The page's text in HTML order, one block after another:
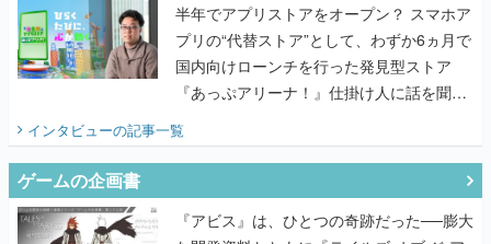
半年でアプリストアをオープン？ スマホア
プリの“代替ストア”として、わずか6ヵ月で
国内向けローンチを行った発見型ストア
『あっぷアリーナ！』仕掛け人に話を聞い
インタビューの記事一覧
ゲームの企画書
『アビス』は、ひとつの奇跡だった──膨大